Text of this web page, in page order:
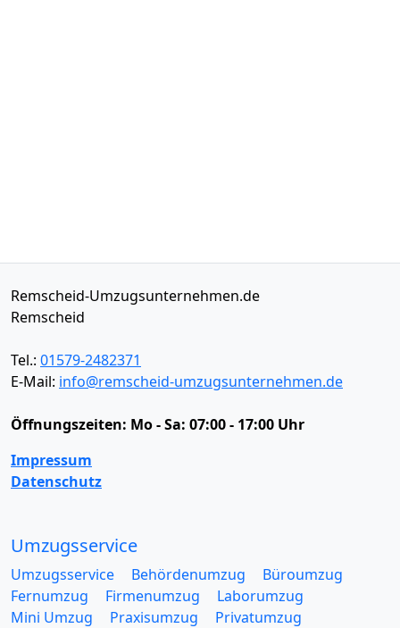
Remscheid-Umzugsunternehmen.de
Remscheid
Tel.: 01579-2482371
E-Mail: info@remscheid-umzugsunternehmen.de
Öffnungszeiten: Mo - Sa: 07:00 - 17:00 Uhr
Impressum
Datenschutz
Umzugsservice
Umzugsservice Behördenumzug
Büroumzug
Fernumzug
Firmenumzug
Laborumzug
Mini Umzug
Praxisumzug
Privatumzug